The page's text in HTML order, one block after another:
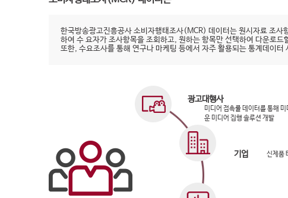
한국방송광고진흥공사 소비자행태조사(MCR) 데이터는 원시자료 조
하여 수 요자가 조사항목을 조회하고, 원하는 항목만 선택하여 다운로드
또한, 수요조사를 통해 연구나 마케팅 등에서 자주 활용되는 통계데이터
광고대행사
미디어 접촉률 데이터를 통해
운 미디어 집행 솔루션 개발
기업 신제품